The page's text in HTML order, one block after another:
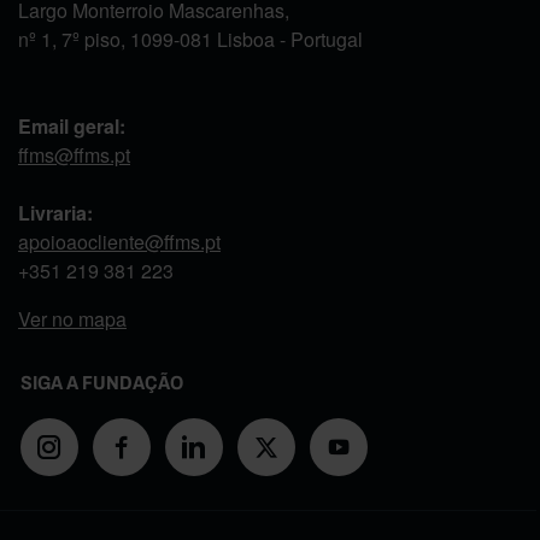
Largo Monterroio Mascarenhas,
nº 1, 7º piso, 1099-081 Lisboa - Portugal
Email geral:
ffms@ffms.pt
Livraria:
apoioaocliente@ffms.pt
+351 219 381 223
Ver no mapa
SIGA A FUNDAÇÃO